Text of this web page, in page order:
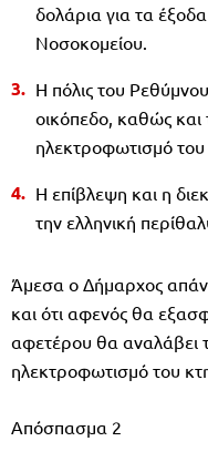
δολάρια για τα
Νοσοκομείου.
Η πόλις του
οικόπεδο, καθώς και
ηλεκτροφωτισμό του
Η επίβλεψη και η
την ελληνική
Άμεσα ο Δήμαρχος
και ότι αφενός θα
αφετέρου θα αναλάβει
ηλεκτροφωτισμό του
Απόσπασμα 2